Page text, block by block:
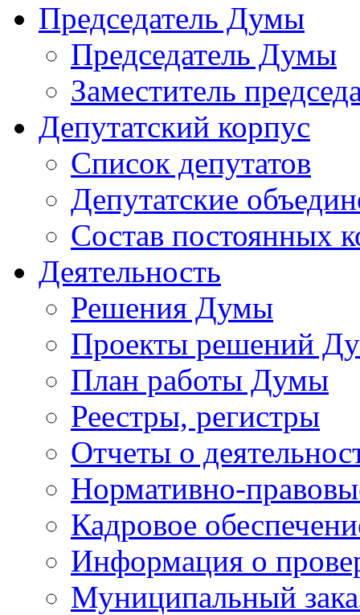
Председатель Думы
Председатель Думы
Заместитель
Депутатский корпус
Список депутатов
Депутатские
Состав постоянных
Деятельность
Решения Думы
Проекты решений
План работы Думы
Реестры, регистры
Отчеты о
Нормативно-
Кадровое
Информация о
Муниципальный